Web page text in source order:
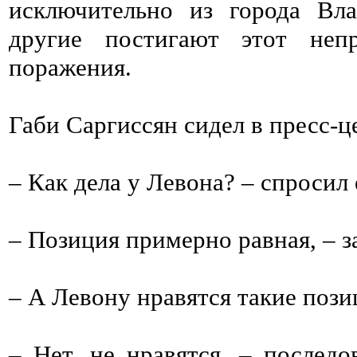
исключительно из города
другие постигают этот
поражения.
Габи Саргиссян сидел в пресс-
– Как дела у Левона? –
– Позиция примерно равная, –
– А Левону нравятся такие